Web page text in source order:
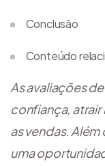
As avaliações
confiança,
as vendas.
uma
Conclusão
Conteúdo